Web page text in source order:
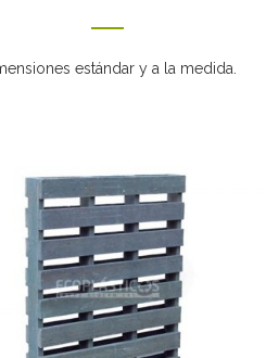
estándar y a la medida.